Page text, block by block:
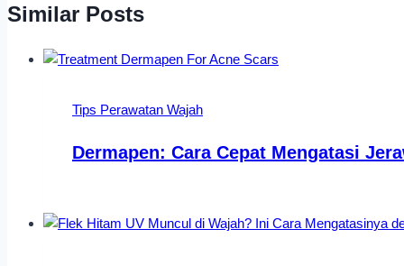
Similar Posts
Tips Perawatan Wajah
Dermapen: Cara Cepat Mengatasi